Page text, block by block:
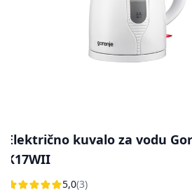
kuvalo za vodu
4,3(4)